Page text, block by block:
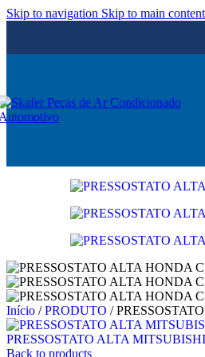
Skip to navigation Skip to main content
Início / PRODUTO /
PRESSOSTATO ALTA
Back to products